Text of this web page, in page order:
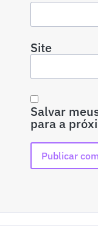
Site
Salvar
para a